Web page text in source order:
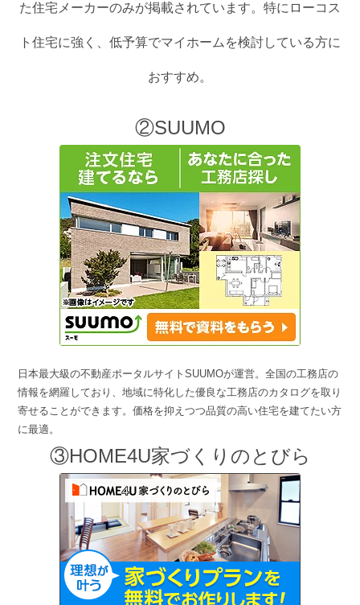
た住宅メーカーのみが掲載されています。特にローコス
ト住宅に強く、低予算でマイホームを検討している方に
おすすめ。
②SUUMO
日本最大級の不動産ポータルサイトSUUMOが運営。全国の工務店の
情報を網羅しており、地域に特化した優良な工務店のカタログを取り
寄せることができます。価格を抑えつつ品質の高い住宅を建てたい方
に最適。
③HOME4U家づくりのとびら